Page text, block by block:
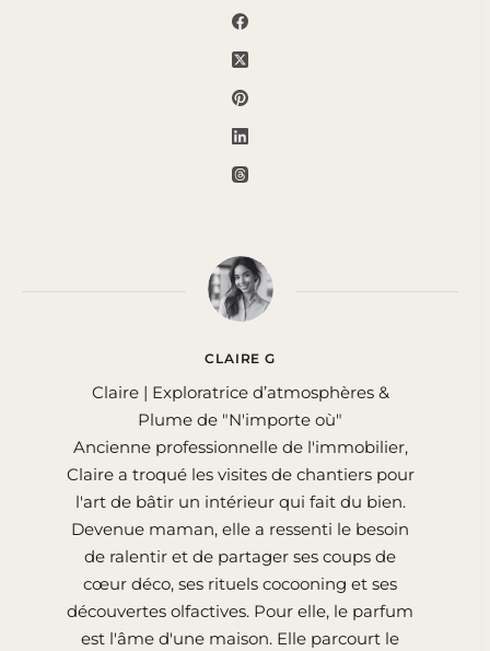
CLAIRE G
Claire | Exploratrice d’atmosphères &
Plume de "N'importe où"
Ancienne professionnelle de l'immobilier,
Claire a troqué les visites de chantiers pour
l'art de bâtir un intérieur qui fait du bien.
Devenue maman, elle a ressenti le besoin
de ralentir et de partager ses coups de
cœur déco, ses rituels cocooning et ses
découvertes olfactives. Pour elle, le parfum
est l'âme d'une maison. Elle parcourt le